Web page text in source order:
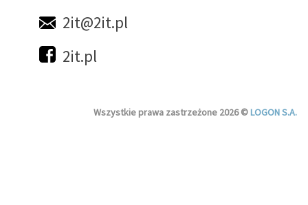
2it@2it.pl
2it.pl
Wszystkie prawa zastrzeżone 2026 ©LOGON S.A.